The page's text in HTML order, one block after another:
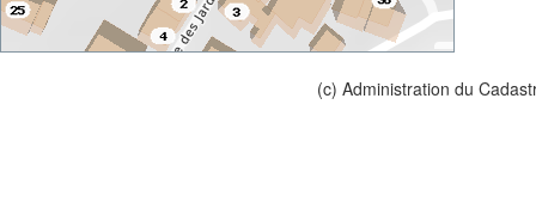
(c) Administration du